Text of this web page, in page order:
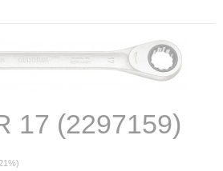
17 (2297159)